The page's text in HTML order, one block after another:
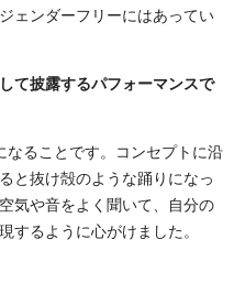
ェンダーフリーにはあってい
て披露するパフォーマンスで
なることです。コンセプトに沿
と抜け殻のような踊りになっ
気や音をよく聞いて、自分の
するように心がけました。